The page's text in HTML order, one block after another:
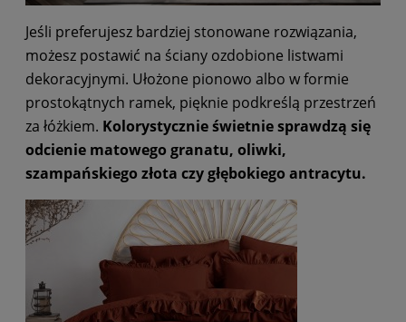
Jeśli preferujesz bardziej stonowane rozwiązania,
możesz postawić na ściany ozdobione listwami
dekoracyjnymi. Ułożone pionowo albo w formie
prostokątnych ramek, pięknie podkreślą przestrzeń
za łóżkiem. Kolorystycznie świetnie sprawdzą się
odcienie matowego granatu, oliwki,
szampańskiego złota czy głębokiego antracytu.